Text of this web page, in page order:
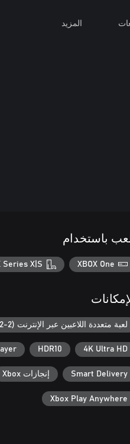
المزيد
باستخدام
XBOX One
Series X|S
لعبة متعددة اللاعبين عبر الإنترنت (2-2)
4K Ultra HD
HDR10
Smart Delivery إنجازات Xbox
Xbox Play Anywhere